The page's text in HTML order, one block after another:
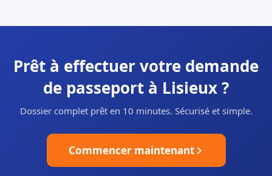
Prêt à effectuer votre demande
de passeport à Lisieux ?
Dossier complet prêt en 10 minutes. Sécurisé et simple.
Commencer maintenant